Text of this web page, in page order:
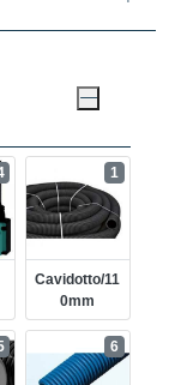
Cavidotto/11
0mm
1
6